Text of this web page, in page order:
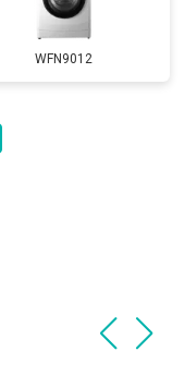
WFN9012